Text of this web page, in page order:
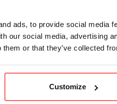
ads, to provide social media
our social media, advertising
them or that they’ve collected
Customize
€